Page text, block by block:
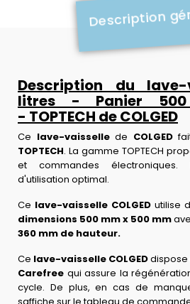
Description
Description du
litres - Panier
- TOPTECH de COLGED
Ce lave-vaisselle de COLGED
TOPTECH. La gamme TOPTECH
et commandes
d'utilisation optimal.
Ce lave-vaisselle COLGED utilise
dimensions 500 mm x 500 mm
360 mm de hauteur.
Ce lave-vaisselle COLGEDdispose
Carefree qui assure la
cycle. De plus, en cas de